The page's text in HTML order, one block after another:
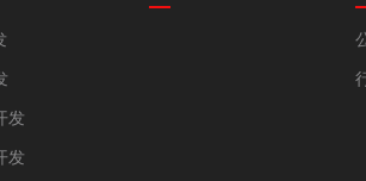
发
发